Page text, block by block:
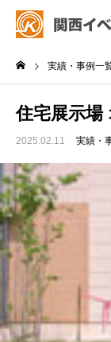
実績・事例一
住宅展示場
2025.02.11 実績・